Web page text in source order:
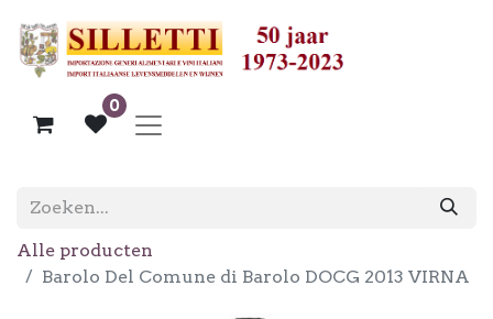
0
Alle producten
Barolo Del Comune di Barolo DOCG 2013 VIRNA